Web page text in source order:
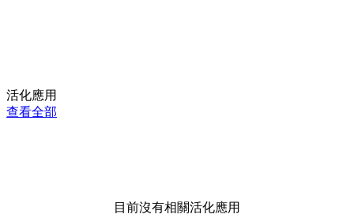
活化應用
查看全部
目前沒有相關活化應用